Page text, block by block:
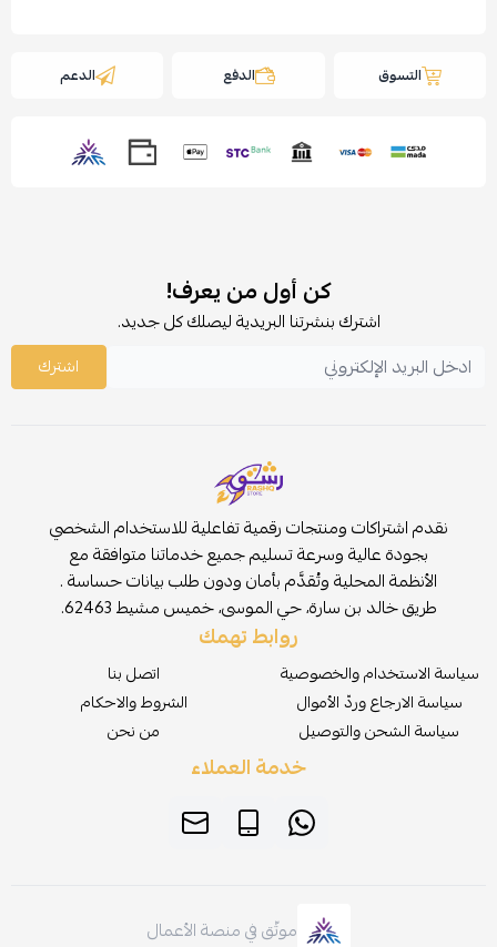
التسوق الدفع الدعم
كن أول من يعرف!
اشترك بنشرتنا البريدية ليصلك كل جديد.
اشترك
نقدم اشتراكات ومنتجات رقمية تفاعلية للاستخدام الشخصي
بجودة عالية وسرعة تسليم جميع خدماتنا متوافقة مع
الأنظمة المحلية وتُقدَّم بأمان ودون طلب بيانات حساسة .
طريق خالد بن سارة، حي الموسى، خميس مشيط 62463.
روابط تهمك
سياسة الاستخدام والخصوصية
سياسة الارجاع وردّ الأموال
سياسة الشحن والتوصيل
اتصل بنا
الشروط والاحكام
من نحن
خدمة العملاء
موثّق في منصة الأعمال